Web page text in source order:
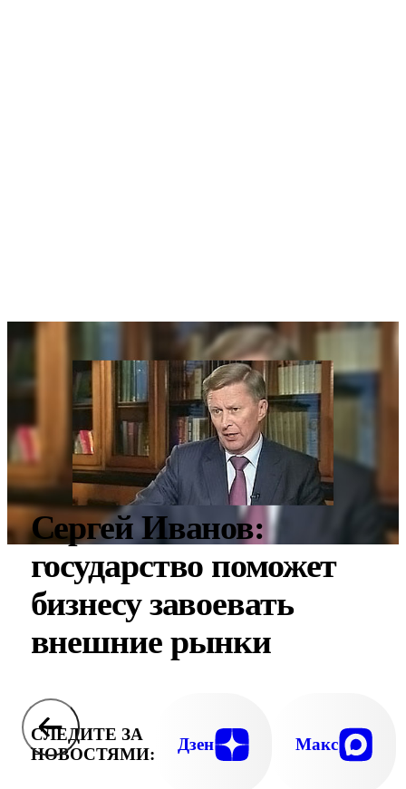
Сергей Иванов:
государство поможет
бизнесу завоевать
внешние рынки
СЛЕДИТЕ ЗА
НОВОСТЯМИ:
Дзен Макс